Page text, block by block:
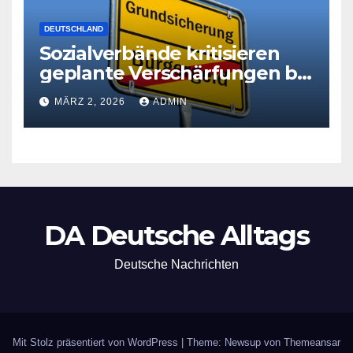
DEUTSCHLAND
Sozialverbände kritisieren
geplante Verschärfungen bei
der Grundsicherung
MÄRZ 2, 2026 ADMIN
DA Deutsche Alltags
Deutsche Nachrichten
Mit Stolz präsentiert von WordPress Theme: Newsup von Themeansar